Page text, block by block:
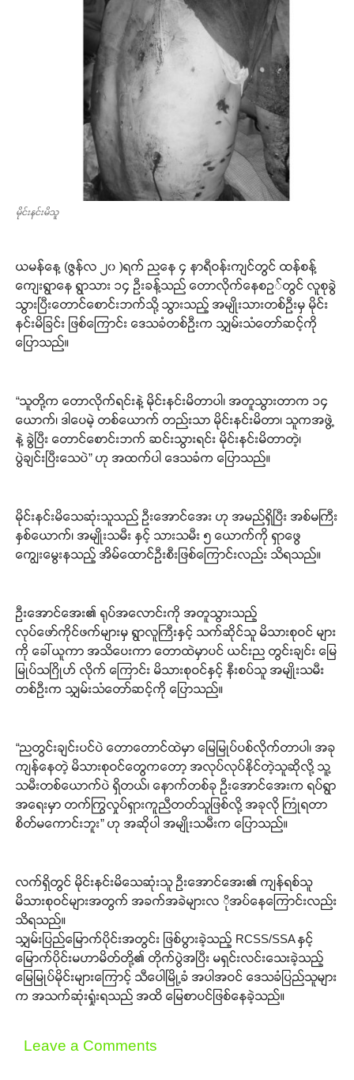
မိုင်းနင်းမိသူ
ယမန်နေ့ (ဇွန်လ ၂၀ )ရက် ညနေ ၄ နာရီဝန်းကျင်တွင် ထန်စန့်
ကျေးရွာနေ ရွာသား ၁၄ ဦးခန့်သည် တောလိုက်နေစဥ်တွင် လူစုခွဲ
သွားပြီးတောင်စောင်းဘက်သို့ သွားသည့် အမျိုးသားတစ်ဦးမှ မိုင်း
နင်းမိခြင်း ဖြစ်ကြောင်း ဒေသခံတစ်ဦးက သျှမ်းသံတော်ဆင့်ကို
ပြောသည်။
“သူတို့က တောလိုက်ရင်းနဲ့ မိုင်းနင်းမိတာပါ၊ အတူသွားတာက ၁၄
ယောက်၊ ဒါပေမဲ့ တစ်ယောက် တည်းသာ မိုင်းနင်းမိတာ၊ သူကအဖွဲ့
နဲ့ ခွဲပြီး တောင်စောင်းဘက် ဆင်းသွားရင်း မိုင်းနင်းမိတာတဲ့၊
ပွဲချင်းပြီးသေပဲ” ဟု အထက်ပါ ဒေသခံက ပြောသည်။
မိုင်းနင်းမိသေဆုံးသူသည် ဦးအောင်အေး ဟု အမည်ရှိပြီး အစ်မကြီး
နှစ်ယောက်၊ အမျိုးသမီး နှင့် သားသမီး ၅ ယောက်ကို ရှာဖွေ
ကျွေးမွေးနသည့် အိမ်ထောင်ဦးစီးဖြစ်ကြောင်းလည်း သိရသည်။
ဦးအောင်အေး၏ ရုပ်အလောင်းကို အတူသွားသည့်
လုပ်ဖော်ကိုင်ဖက်များမှ ရွာလူကြီးနှင့် သက်ဆိုင်သူ မိသားစုဝင် များ
ကို ခေါ်ယူကာ အသိပေးကာ တောထဲမှာပင် ယင်းည တွင်းချင်း မြေ
မြုပ်သဂြိုဟ် လိုက် ကြောင်း မိသားစုဝင်နှင့် နီးစပ်သူ အမျိုးသမီး
တစ်ဦးက သျှမ်းသံတော်ဆင့်ကို ပြောသည်။
“ညတွင်းချင်းပင်ပဲ တောတောင်ထဲမှာ မြေမြုပ်ပစ်လိုက်တာပါ၊ အခု
ကျန်နေတဲ့ မိသားစုဝင်တွေကတော့ အလုပ်လုပ်နိုင်တဲ့သူဆိုလို့ သူ့
သမီးတစ်ယောက်ပဲ ရှိတယ်၊ နောက်တစ်ခု ဦးအောင်အေးက ရပ်ရွာ
အရေးမှာ တက်ကြွလှုပ်ရှားကူညီတတ်သူဖြစ်လို့ အခုလို ကြုံရတာ
စိတ်မကောင်းဘူး” ဟု အဆိုပါ အမျိုးသမီးက ပြောသည်။
လက်ရှိတွင် မိုင်းနင်းမိသေဆုံးသူ ဦးအောင်အေး၏ ကျန်ရစ်သူ
မိသားစုဝင်များအတွက် အခက်အခဲများလ ိုအပ်နေကြောင်းလည်း
သိရသည်။
သျှမ်းပြည်မြောက်ပိုင်းအတွင်း ဖြစ်ပွားခဲ့သည့် RCSS/SSA နှင့်
မြောက်ပိုင်းမဟာမိတ်တို့၏ တိုက်ပွဲအပြီး မရှင်းလင်းသေးခဲ့သည့်
မြေမြုပ်မိုင်းများကြောင့် သီပေါမြို့ခံ အပါအဝင် ဒေသခံပြည်သူများ
က အသက်ဆုံးရှုံးရသည် အထိ မြေစာပင်ဖြစ်နေခဲ့သည်။
Leave a Comments